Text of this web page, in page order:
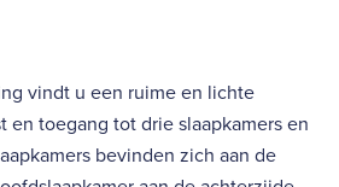
vindt u een ruime en lichte
en toegang tot drie slaapkamers en
bevinden zich aan de